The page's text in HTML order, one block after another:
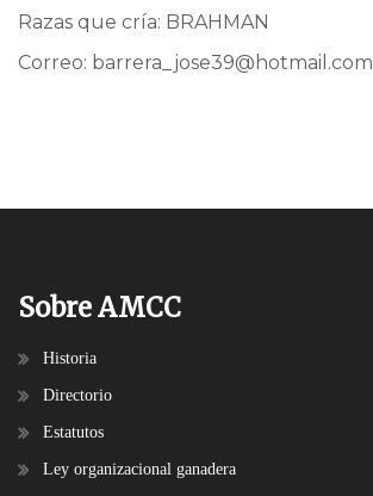
Razas que cría: BRAHMAN
Correo: barrera_jose39@hotmail.com
Sobre AMCC
Historia
Directorio
Estatutos
Ley organizacional ganadera